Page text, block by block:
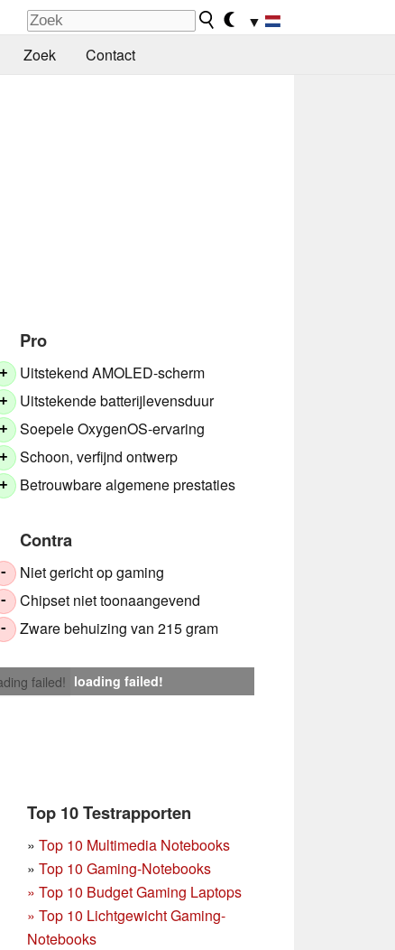
▼
Zoek Contact
Pro
+ Uitstekend AMOLED-scherm
+ Uitstekende batterijlevensduur
+ Soepele OxygenOS-ervaring
+ Schoon, verfijnd ontwerp
+ Betrouwbare algemene prestaties
Contra
- Niet gericht op gaming
- Chipset niet toonaangevend
- Zware behuizing van 215 gram
failed! loading failed!
Top 10 Testrapporten
» Top 10 Multimedia Notebooks
» Top 10 Gaming-Notebooks
» Top 10 Budget Gaming Laptops
» Top 10 Lichtgewicht Gaming-
Notebooks